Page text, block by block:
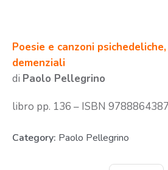
Poesie e canzoni
demenziali
di Paolo Pellegrino
libro pp. 136 – ISBN
Category: Paolo Pellegrino